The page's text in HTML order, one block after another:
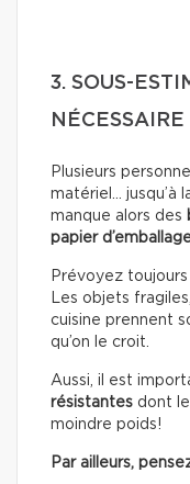
3. SOUS-
NÉCESSAIRE
Plusieurs
matériel… jusqu’à
manque alors des
papier
Prévoyez
Les objets
cuisine prennent
qu’on le croit.
Aussi, il est
résistantes dont
moindre poids!
Par ailleurs,